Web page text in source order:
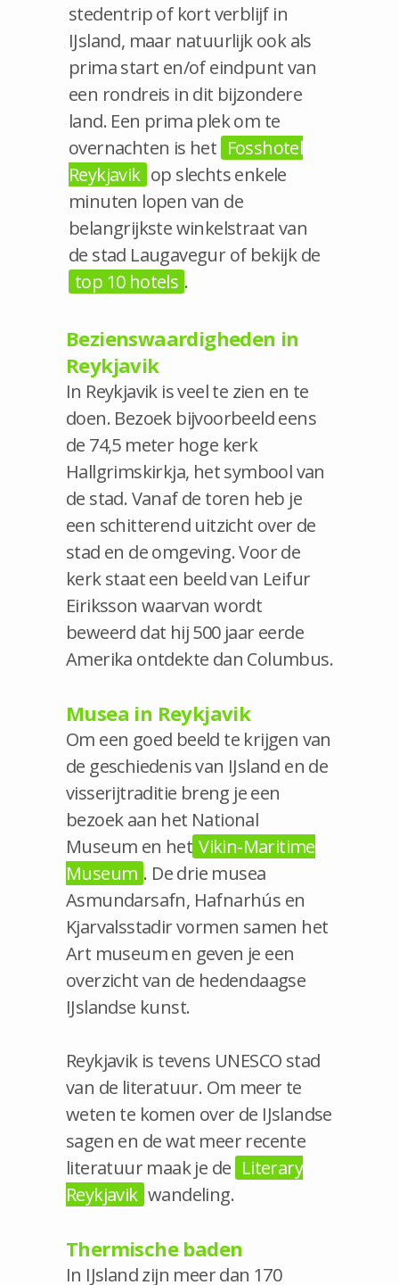
stedentrip of kort verblijf in
IJsland, maar natuurlijk ook als
prima start en/of eindpunt van
een rondreis in dit bijzondere
land. Een prima plek om te
overnachten is het Fosshotel
Reykjavik op slechts enkele
minuten lopen van de
belangrijkste winkelstraat van
de stad Laugavegur of bekijk de
top 10 hotels .
Bezienswaardigheden in
Reykjavik
In Reykjavik is veel te zien en te
doen. Bezoek bijvoorbeeld eens
de 74,5 meter hoge kerk
Hallgrimskirkja, het symbool van
de stad. Vanaf de toren heb je
een schitterend uitzicht over de
stad en de omgeving. Voor de
kerk staat een beeld van Leifur
Eiriksson waarvan wordt
beweerd dat hij 500 jaar eerde
Amerika ontdekte dan Columbus.
Musea in Reykjavik
Om een goed beeld te krijgen van
de geschiedenis van IJsland en de
visserijtraditie breng je een
bezoek aan het National
Museum en het Vikin-Maritime
Museum . De drie musea
Asmundarsafn, Hafnarhús en
Kjarvalsstadir vormen samen het
Art museum en geven je een
overzicht van de hedendaagse
IJslandse kunst.
Reykjavik is tevens UNESCO stad
van de literatuur. Om meer te
weten te komen over de IJslandse
sagen en de wat meer recente
literatuur maak je de Literary
Reykjavik wandeling.
Thermische baden
In IJsland zijn meer dan 170